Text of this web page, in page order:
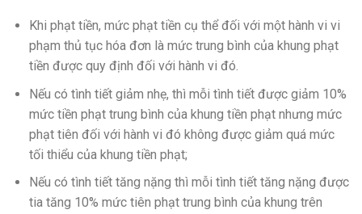
Khi phạt tiền, mức phạt tiền cụ thể đối với một hành vi vi
phạm thủ tục hóa đơn là mức trung bình của khung phạt
tiền được quy định đối với hành vi đó.
Nếu có tình tiết giảm nhẹ, thì mỗi tình tiết được giảm 10%
mức tiền phạt trung bình của khung tiền phạt nhưng mức
phạt tiên đối với hành vi đó không được giảm quá mức
tối thiểu của khung tiền phạt;
Nếu có tình tiết tăng nặng thì mỗi tình tiết tăng nặng được
tia tăng 10% mức tiên phạt trung bình của khung trên